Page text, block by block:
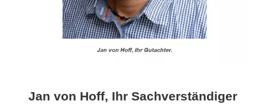
Jan von Hoff, Ihr Sachverständiger